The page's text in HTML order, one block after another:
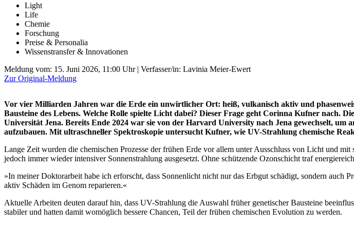
Light
Life
Chemie
Forschung
Preise & Personalia
Wissenstransfer & Innovationen
Meldung vom: 15. Juni 2026, 11:00 Uhr| Verfasser/in: Lavinia Meier-Ewert
Zur Original-Meldung
Vor vier Milliarden Jahren war die Erde ein unwirtlicher Ort: heiß, vulkanisch aktiv und
Bausteine des Lebens. Welche Rolle spielte Licht dabei? Dieser Frage geht Corinna Kufner nach.
Universität Jena. Bereits Ende 2024 war sie von der Harvard University nach Jena gewechselt,
aufzubauen. Mit ultraschneller Spektroskopie untersucht Kufner, wie UV-Strahlung chemische
Lange Zeit wurden die chemischen Prozesse der frühen Erde vor allem unter Ausschluss von Licht und
jedoch immer wieder intensiver Sonnenstrahlung ausgesetzt. Ohne schützende Ozonschicht traf
»In meiner Doktorarbeit habe ich erforscht, dass Sonnenlicht nicht nur das Erbgut schädigt, sondern auch
aktiv Schäden im Genom reparieren.«
Aktuelle Arbeiten deuten darauf hin, dass UV-Strahlung die Auswahl früher genetischer Bausteine
stabiler und hatten damit womöglich bessere Chancen, Teil der frühen chemischen Evolution zu werden.